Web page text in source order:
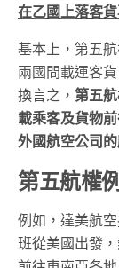
在乙國上落客
基本上，第五
兩國間載運客
換言之， 第五
載乘客及貨物
外國航空公司
第五航權
例如，達美航
班從美國出發